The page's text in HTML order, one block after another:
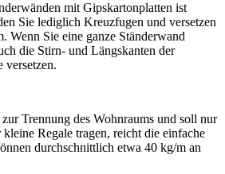
mit Gipskartonplatten ist
Sie lediglich Kreuzfugen und versetzen
Wenn Sie eine ganze Ständerwand
die Stirn- und Längskanten der
versetzen.
Trennung des Wohnraums und soll nur
kleine Regale tragen, reicht die einfache
durchschnittlich etwa 40 kg/m an